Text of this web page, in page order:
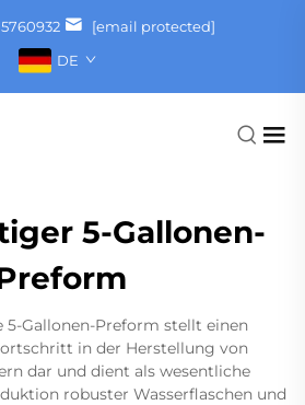
[email protected]
DE
5-Gallonen-
5-Gallonen-Preform stellt einen
in der Herstellung von
dar und dient als wesentliche
robuster Wasserflaschen und